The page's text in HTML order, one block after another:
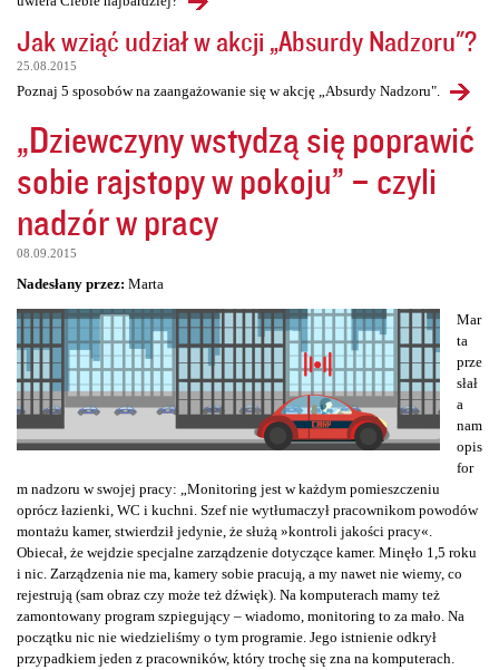
Jak wziąć udział w akcji „Absurdy Nadzoru"?
25.08.2015
Poznaj 5 sposobów na zaangażowanie się w akcję „Absurdy Nadzoru".
„Dziewczyny wstydzą się poprawić
sobie rajstopy w pokoju” – czyli
nadzór w pracy
08.09.2015
Nadesłany przez: Marta
Mar
ta
prze
słał
a
nam
opis
for
m nadzoru w swojej pracy: „Monitoring jest w każdym pomieszczeniu
oprócz łazienki, WC i kuchni. Szef nie wytłumaczył pracownikom powodów
montażu kamer, stwierdził jedynie, że służą »kontroli jakości pracy«.
Obiecał, że wejdzie specjalne zarządzenie dotyczące kamer. Minęło 1,5 roku
i nic. Zarządzenia nie ma, kamery sobie pracują, a my nawet nie wiemy, co
rejestrują (sam obraz czy może też dźwięk). Na komputerach mamy też
zamontowany program szpiegujący – wiadomo, monitoring to za mało. Na
początku nic nie wiedzieliśmy o tym programie. Jego istnienie odkrył
przypadkiem jeden z pracowników, który trochę się zna na komputerach.